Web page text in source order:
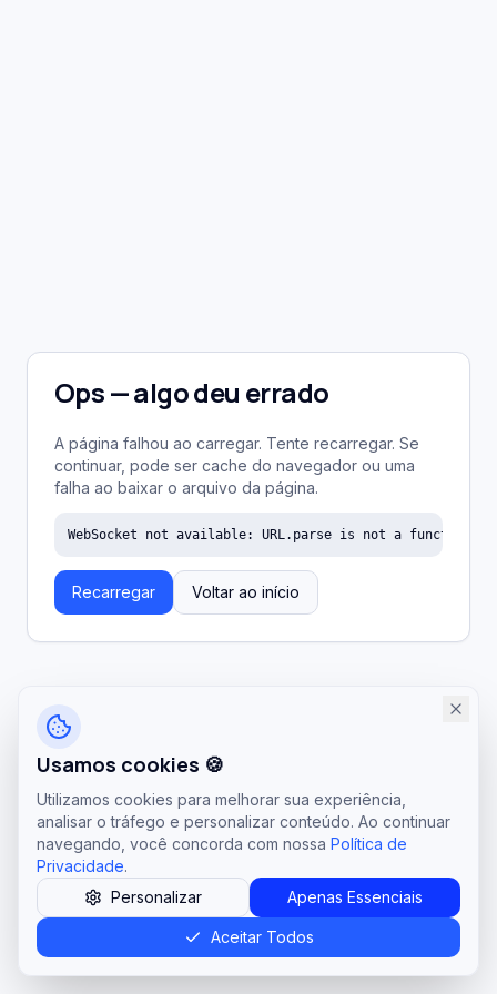
Ops — algo deu errado
A página falhou ao carregar. Tente recarregar. Se
continuar, pode ser cache do navegador ou uma
falha ao baixar o arquivo da página.
WebSocket not available: URL.parse is not a function
Recarregar Voltar ao início
Usamos cookies 🍪
Utilizamos cookies para melhorar sua experiência,
analisar o tráfego e personalizar conteúdo. Ao continuar
navegando, você concorda com nossa Política de
Privacidade.
Personalizar
Apenas Essenciais
Aceitar Todos